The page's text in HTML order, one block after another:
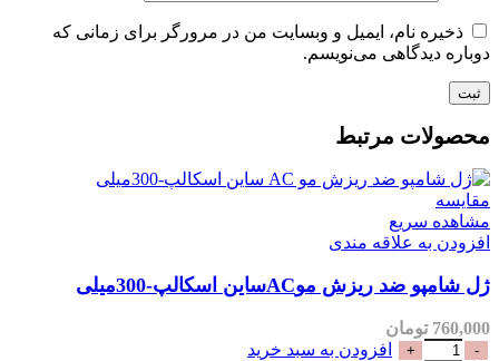
ذخیره نام، ایمیل و وبسایت من در مرورگر برای زمانی که
دوباره دیدگاهی می‌نویسم.
محصولات مرتبط
مقایسه
مشاهده سریع
افزودن به علاقه مندی
ژل شامپو ضد ریزش موACساین اسکالپ-300میلی
760,000 تومان
افزودن به سبد خرید